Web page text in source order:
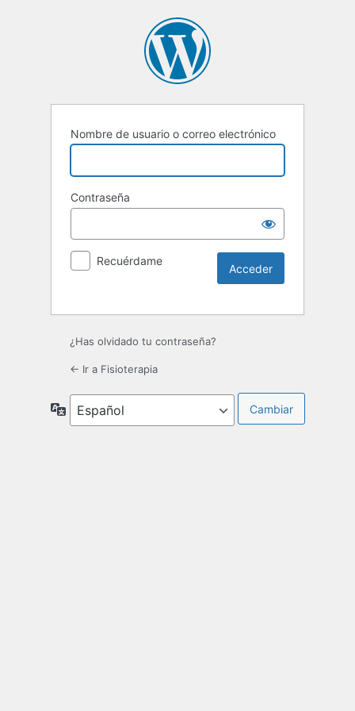
Nombre de usuario o correo electrónico
Contraseña
Recuérdame
¿Has olvidado tu contraseña?
← Ir a Fisioterapia
Idioma